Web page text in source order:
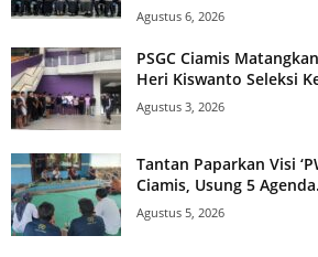
Agustus 6, 2026
PSGC Ciamis
Heri Kiswanto Seleksi
Agustus 3, 2026
Tantan Paparkan Visi
Ciamis, Usung 5
Agustus 5, 2026